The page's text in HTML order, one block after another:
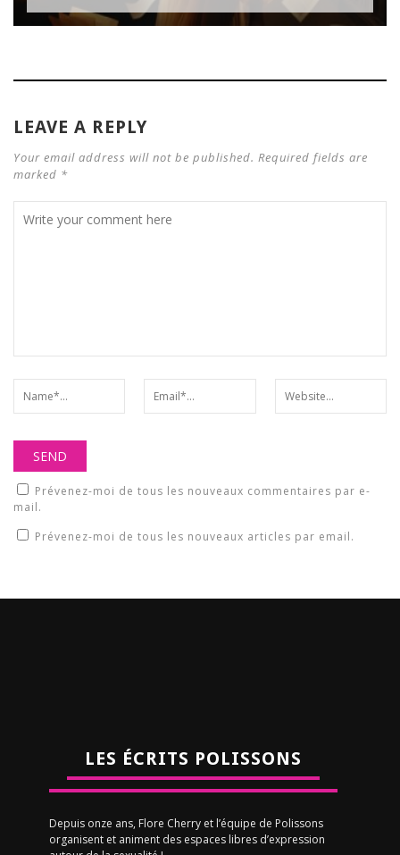
LEAVE A REPLY
Your email address will not be published. Required fields are
marked *
Prévenez-moi de tous les nouveaux commentaires par e-
mail.
Prévenez-moi de tous les nouveaux articles par email.
LES ÉCRITS POLISSONS
Depuis onze ans, Flore Cherry et l’équipe de Polissons
organisent et animent des espaces libres d’expression